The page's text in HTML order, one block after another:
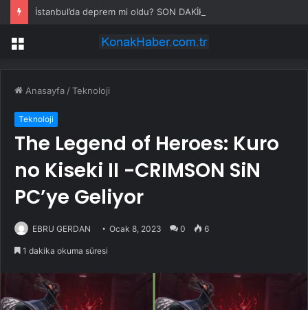
Menü
Anasayfa /Teknoloji
Teknoloji
The Legend of Heroes: Kuro
no Kiseki II -CRIMSON SiN
PC’ye Geliyor
EBRU GERDAN Ocak 8, 2023 0 6
1 dakika okuma süresi